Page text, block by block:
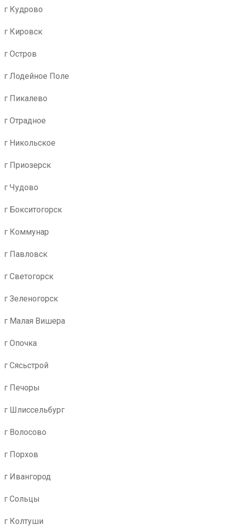
г Кудрово
г Кировск
г Остров
г Лодейное Поле
г Пикалево
г Отрадное
г Никольское
г Приозерск
г Чудово
г Бокситогорск
г Коммунар
г Павловск
г Светогорск
г Зеленогорск
г Малая Вишера
г Опочка
г Сясьстрой
г Печоры
г Шлиссельбург
г Волосово
г Порхов
г Ивангород
г Сольцы
г Колтуши